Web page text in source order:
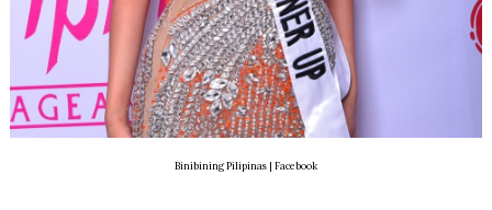
Binibining Pilipinas | Facebook